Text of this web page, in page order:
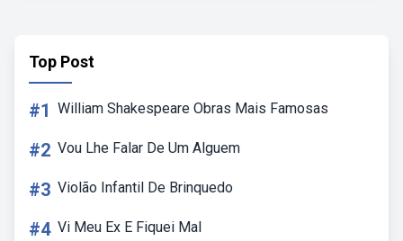
Top Post
#1 William Shakespeare Obras Mais Famosas
#2 Vou Lhe Falar De Um Alguem
#3 Violão Infantil De Brinquedo
#4 Vi Meu Ex E Fiquei Mal